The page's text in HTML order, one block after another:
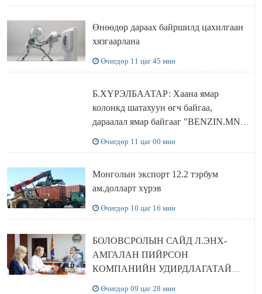
Өнөөдөр дараах байршилд цахилгаан
хязгаарлана
Өчигдөр 11 цаг 45 мин
Б.ХҮРЭЛБААТАР: Хаана ямар
колонкд шатахуун өгч байгаа,
дараалал ямар байгааг "BENZIN.MN”
Өчигдөр 11 цаг 00 мин
Монголын экспорт 12.2 тэрбум
ам.долларт хүрэв
Өчигдөр 10 цаг 16 мин
БОЛОВСРОЛЫН САЙД Л.ЭНХ-
АМГАЛАН ПИЙРСОН
КОМПАНИЙН УДИРДЛАГАТАЙ
Өчигдөр 09 цаг 28 мин